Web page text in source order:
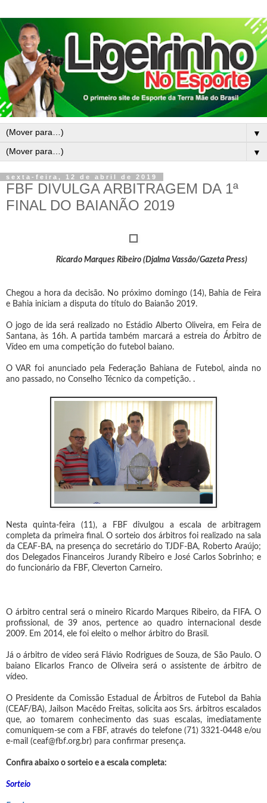
▼
▼
sexta-feira, 12 de abril de 2019
FBF DIVULGA ARBITRAGEM DA 1ª
FINAL DO BAIANÃO 2019
Ricardo Marques Ribeiro (Djalma Vassão/Gazeta Press)
Chegou a hora da decisão. No próximo domingo (14), Bahia de Feira
e Bahia iniciam a disputa do título do Baianão 2019.
O jogo de ida será realizado no Estádio Alberto Oliveira, em Feira de
Santana, às 16h. A partida também marcará a estreia do Árbitro de
Vídeo em uma competição do futebol baiano.
O VAR foi anunciado pela Federação Bahiana de Futebol, ainda no
ano passado, no Conselho Técnico da competição. .
Nesta quinta-feira (11), a FBF divulgou a escala de arbitragem
completa da primeira final. O sorteio dos árbitros foi realizado na sala
da CEAF-BA, na presença do secretário do TJDF-BA, Roberto Araújo;
dos Delegados Financeiros Jurandy Ribeiro e José Carlos Sobrinho; e
do funcionário da FBF, Cleverton Carneiro.
O árbitro central será o mineiro Ricardo Marques Ribeiro, da FIFA. O
profissional, de 39 anos, pertence ao quadro internacional desde
2009. Em 2014, ele foi eleito o melhor árbitro do Brasil.
Já o árbitro de vídeo será Flávio Rodrigues de Souza, de São Paulo. O
baiano Elicarlos Franco de Oliveira será o assistente de árbitro de
vídeo.
O Presidente da Comissão Estadual de Árbitros de Futebol da Bahia
(CEAF/BA), Jailson Macêdo Freitas, solicita aos Srs. árbitros escalados
que, ao tomarem conhecimento das suas escalas, imediatamente
comuniquem-se com a FBF, através do telefone (71) 3321-0448 e/ou
e-mail (ceaf@fbf.org.br) para confirmar presença.
Confira abaixo o sorteio e a escala completa:
Sorteio